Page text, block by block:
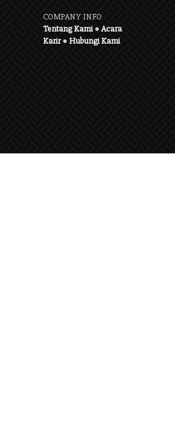
COMPANY INFO
Tentang Kami●Acara
Karir●Hubungi Kami